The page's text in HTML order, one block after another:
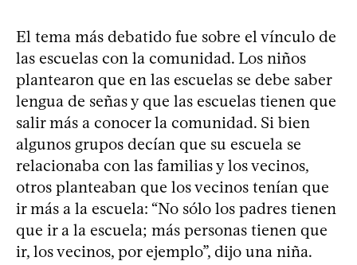
El tema más debatido fue sobre el vínculo de
las escuelas con la comunidad. Los niños
plantearon que en las escuelas se debe saber
lengua de señas y que las escuelas tienen que
salir más a conocer la comunidad. Si bien
algunos grupos decían que su escuela se
relacionaba con las familias y los vecinos,
otros planteaban que los vecinos tenían que
ir más a la escuela: “No sólo los padres tienen
que ir a la escuela; más personas tienen que
ir, los vecinos, por ejemplo”, dijo una niña.